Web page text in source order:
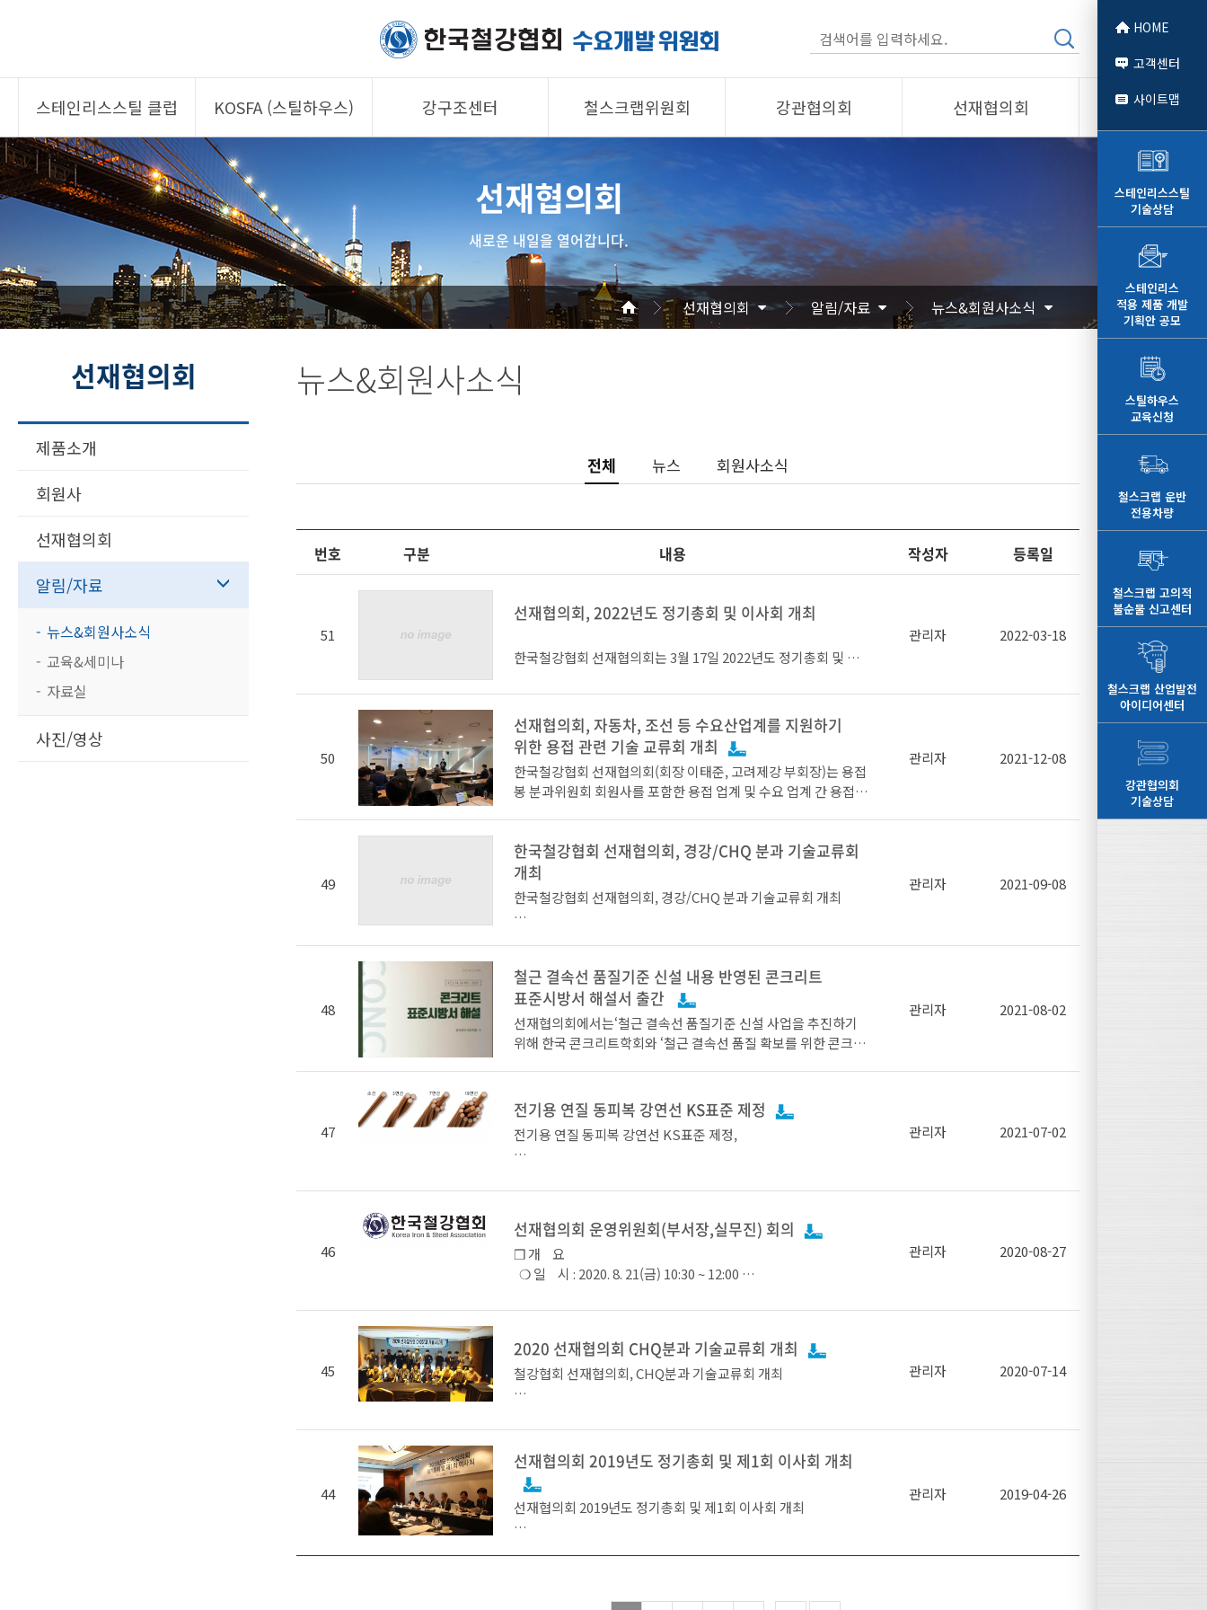
스테인리스스틸 클럽
제품소개
회원사
클럽 소개
사진/영상
제품 기획안 상시
공모
KOSFA (스틸하우스)
제품소개
회원사
KOSFA
알림/자료
사진/영상
강구조센터
알림/자료
사진/영상
철스크랩위원회
제품소개
회원사
알림/자료
사진/영상
강관협의회
회원사
협의회 소개
공지/자료
기술자문
사진/영상
선재협의회
선재협의회
알림/자료
사진/영상
선재협의회
새로운 내일을 열어갑니다.
선재협의회 알림/자료 뉴스&회원사소식
선재협의회
제품소개
회원사
선재협의회
알림/자료
뉴스&회원사소식
교육&세미나
자료실
사진/영상
뉴스&회원사소식
전체 뉴스 회원사소식
번호 구분 내용 작성자 등록일
51
선재협의회, 2022년도 정기총회 및 이사회 개최
한국철강협회 선재협의회는 3월 17일 2022년도 정기총회 및 이
고 밝혔다.
선재협의회 초대 회장을 역임했던 박재천 회장은 “대내외 다양한
변화 속에서 다시 회장으로 선출되어 막중한 책임감을 느낀다”라
고 말하며 “국내 선재업계의 성장에 질적으로 기여할 수 있도록
한편, 이날 선재협의회는 2022년도 사업방향으로 신재생 에너지
선재협의회는 선재산업의 경쟁력 향상과 신수요 창출을 통해 업
계 발전에 기여하기 위해 2015년 3월 발족한 위원회로서, 코스틸,
고려제강, 세아특수강 등 20개 주요 선재업체가 회원사로 참여하
준수하며 진행되었다.
관리자 2022-03-18
50
선재협의회, 자동차, 조선 등 수요산업계를 지원하기
위한 용접 관련 기술 교류회 개최
한국철강협회 선재협의회(회장 이태준, 고려제강 부회장)는 용접
봉 분과위원회 회원사를 포함한 용접 업계 및 수요 업계 간 용접
기술교류회를 개최하였다.
건의 주제가 발표되었다. 발표주제는 조선대학교 성대희 연구원
이 해양구조용 고강도강 용접이음부 잔류응력 평가에 관한 연구
에 대하여, 경남대 김후진 교수가 스테인리스강의 용접노하우 및
현장적용 평가 절차에 관하여 발표했다.
열 전파정지온도 시험방법에 대한 표준화개발에 관하여, 포스코
배규열 박사는 기가스틸 용접금속 특성 및 성능향상 연구에 대하
여 발표를 이어갔다.
삼성중공업 박태욱 프로는 고망가니즈강의 물리적 성질과 미세조
직의 비교에 관하여, 엠투알 김성진 대표는 용접봉 피복 신소재 합
성 불화칼슘 개발에 관하여 발표함으로 행사를 마무리하였다.
한국철강협회 허대영 산업지원본부장은‘전기차, 수소차 등 친환
경차의 급성장에 따라 자동차 경량화가 많은 관심을 받고 있으며,
선박과 해양구조물이 갈수록 초대형화 되어가고 있다.’라고 하며
한국철강협회 선재협의회는 선재업계의 특성을 고려하여 용접
통한 네트워킹 강화를 위해 매년 분과별 기술교류회를 개최하여
관리자 2021-12-08
49
한국철강협회 선재협의회, 경강/CHQ 분과 기술교류회
개최
한국철강협회 선재협의회, 경강/CHQ 분과 기술교류회 개최
● 선재협의회, 2021 경강/CHQ분과 비대면 기술교류회 개최로
회원사간 기술교류와 상생발전의 장 마련
한국철강협회 선재협의회(회장 이태준, 고려제강 부회장)는 경강
공유를 위하여 9월 9일 화상회의를 이용하여 경강분과 및 CHQ분
과 회원사 기술 및 연구진을 대상으로 기술교류회를 개최할 예정
이다.
기술교류회는 12개 회원사 및 관련 기관에서 60여 명의 연구진 및
관련 전문가 등이 참석한 가운데 개최됐으며 총 5개의 주제가 발
표될 계획이다.
첫 번째로 경강분과위원회의 회원사인 고려제강에서 고탄소 강선
의 신선기술에 대한 이해와 최신 신선 가공기술에 대한 동향을 공
유하기 위해 <고탄소 강선의 신선 가공기술 동향>이라는 제목으
다음은 삼우기초기술에서 <그라운드 앵커 공법의 국제적 추이와
국내 동향>이라는 주제로 강연선의 주요 사용분야 중 하나인 그
라운드 앵커공법의 주요 재료인 강연선의 국제적 사용 패턴의 추
관리자 2021-09-08
48
철근 결속선 품질기준 신설 내용 반영된 콘크리트
표준시방서 해설서 출간
선재협의회에서는‘철근 결속선 품질기준 신설 사업을 추진하기
위해 한국 콘크리트학회와 ‘철근 결속선 품질 확보를 위한 콘크리
준이 다음과 같이 개정되었다.
<콘크리트표준시방서 해설서(콘크리트학회)내 철근 결속선 품질
기준 개정 내용>
도록 충분히 견고하게 조립하여야 한다. 이를 위하여 필요에 따라
서 조립용 강재를 사용할 수 있다. 또한 철근이 바른 위치를 확보
할 수 있도록 결속선으로 결속하여야 하며, 결속선은 KS D 3552
에 합치하여야 하거나 동등 이상의 제품으로, 지름 0.8mm 이상
관리자 2021-08-02
47
전기용 연질 동피복 강연선 KS표준 제정
전기용 연질 동피복 강연선 KS표준 제정,
필요성을 건의하였던 전기용 연질 동피복 강연선* KS표준(KS C
*전기용 연질 동피복 강연선 : 강선에 전기흐름 향상을 위해 동 도
금한 동피복강선을 열처리 후 연선하여 시공성을 좋게한 제품
해외에서는 연동 연선 외 동피복 강연선도 사용 중에 있으나 국내
에서는 관련규격이 제정되어 있지 않아 현장 적용에 어려움이 있
어 접지 시공 시 대부분 연동 연선을 사용하고 있다. 국내시장에서
요구하는 KS표준을 제정하여 전기설비 손상, 감전 사고, 화재 및
관리자 2021-07-02
46
선재협의회 운영위원회(부서장,실무진) 회의
❒ 개 요
❍ 일 시 : 2020. 8. 21(금) 10:30 ~ 12:00
❍ 목 적
- 『선재가공제품 해외 마케팅 전략수립 지원 연구』중간보고
❍ 참 석 : 15명
- 회원사 : (세아특수강) 안성만 본부장, 최익제 대리, (코스틸) 함
정흔 사원, (청우제강) 조기호 부장
- 연구진 : (학국국제통상학회) 강준하 교수, 이병우 공동연구원,
강병준 보조연구원
- 사무국 : (철강협회) 손정근 상무, 신관섭 실장, 장훈 사원
- 참 관 : (스틸투모로우) 차원수 대표
관리자 2020-08-27
45
2020 선재협의회 CHQ분과 기술교류회 개최
철강협회 선재협의회, CHQ분과 기술교류회 개최
열처리생략강 사용을 통한 CHQ업계 제조원가 절감방안 공유 등
기술교류를 통한 상생발전의 장 마련
한국철강협회 선재협의회(회장 이태준, 고려제강 부회장)는 CH
Q Wire 관련 업계의 기술경쟁력 강화 및 시장 동향에 관한 정보
공유를 위하여 7월 8일 부산 아스티호텔에 선재 소재, 가공(신선)
관리자 2020-07-14
44
선재협의회 2019년도 정기총회 및 제1회 이사회 개최
선재협의회 2019년도 정기총회 및 제1회 이사회 개최
관리자 2019-04-26
HOME
고객센터
사이트맵
스테인리스스틸
기술상담
스테인리스
적용 제품 개발
기획안 공모
스틸하우스
교육신청
철스크랩 운반
전용차량
철스크랩 고의적
불순물 신고센터
철스크랩 산업발전
아이디어센터
강관협의회
기술상담